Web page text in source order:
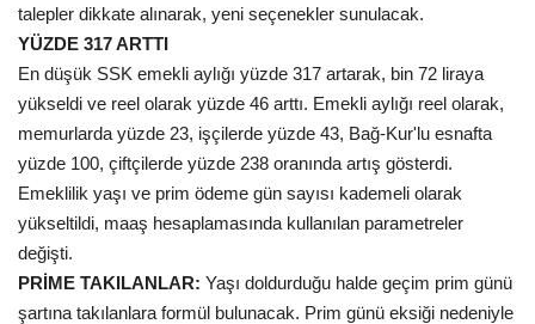
talepler dikkate alınarak, yeni seçenekler sunulacak.
YÜZDE 317 ARTTI
En düşük SSK emekli aylığı yüzde 317 artarak, bin 72 liraya
yükseldi ve reel olarak yüzde 46 arttı. Emekli aylığı reel olarak,
memurlarda yüzde 23, işçilerde yüzde 43, Bağ-Kur'lu esnafta
yüzde 100, çiftçilerde yüzde 238 oranında artış gösterdi.
Emeklilik yaşı ve prim ödeme gün sayısı kademeli olarak
yükseltildi, maaş hesaplamasında kullanılan parametreler
değişti.
PRİME TAKILANLAR: Yaşı doldurduğu halde geçim prim günü
şartına takılanlara formül bulunacak. Prim günü eksiği nedeniyle